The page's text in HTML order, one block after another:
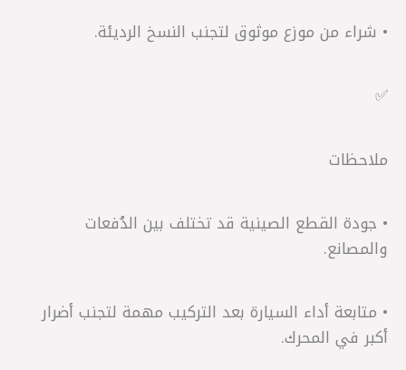
• شراء من موزع موثوق لتجنب النسخ الرديئة.
✅
ملاحظات
• جودة القطع الصينية قد تختلف بين الدُفعات
والمصانع.
• متابعة أداء السيارة بعد التركيب مهمة لتجنب أضرار
أكبر في المحرك.